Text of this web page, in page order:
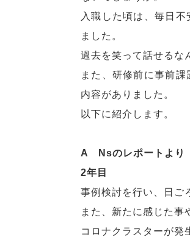
入職した頃は、毎日
ました。
過去を笑って話せるな
また、研修前に事前
内容がありました。
以下に紹介します。
A Nsのレポートより
2年目
事例検討を行い、日ご
また、新たに感じた事
コロナクラスターが発